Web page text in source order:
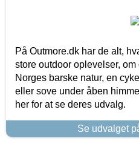
På Outmore.dk har de alt,
store outdoor oplevelser,
Norges barske natur, en
eller sove under åben
her for at se deres udvalg.
Se udvalget